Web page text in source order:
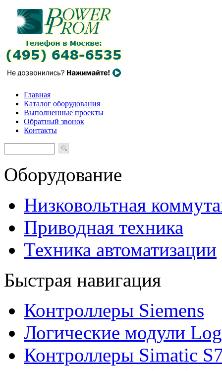
Главная
Каталог оборудования
Выполненные проекты
Обратный звонок
Контакты
Оборудование
Низковольтная
Приводная техника
Техника автоматизации
Быстрая навигация
Контроллеры Siemens
Логические модули
Контроллеры Simatic